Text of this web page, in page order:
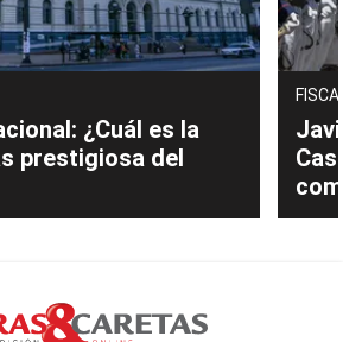
¿Cuál es la
prestigiosa del